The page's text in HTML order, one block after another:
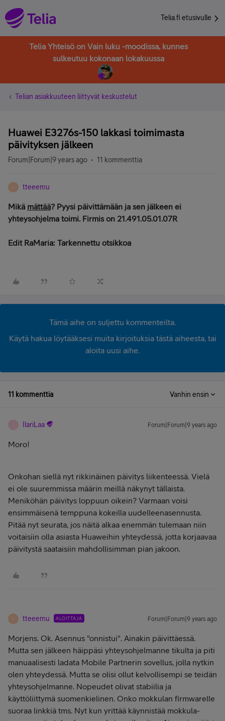
Telia.fi etusivulle
Telia Yhteisö on Vain luku -moodissa, kunnes
sulkeutuu kokonaan lokakuussa
Telian asiakkuuteen liittyvät keskustelut
Huawei E3276s-150 lakkasi toimimasta
päivityksen jälkeen
Forum|Forum|9 years ago 11 kommenttia
T tteeemu
Mikä mättää? Pyysi päivittämään ja sen jälkeen ei
yhteysohjelma toimi. Firmis on 21.491.05.01.07R
Edit RaMaria: Tarkennettu otsikkoa
Tämä aihe on suljettu kommenteilta.
Käytä hakua löytääksesi muita kirjoituksia tästä aiheesta, tai
aloita uusi aihe.
11 kommenttia Vanhin ensin
IlariLaa Forum|Forum|9 years ago
Moro!
Onkohan siellä nyt rikkinäinen päivitys liikenteessä. Vielä
ei ole suuremmissa määrin meillä näkynyt tällaista.
Meniköhän päivitys loppuun oikein? Varmaan voisi
ensimmäisenä temppuna kokeilla uudelleenasennusta.
Pitää nyt seurata, jos näitä alkaa enemmän tulemaan niin
voitaisiin olla asiasta Huaweihin yhteydessä, jotta korjaavaa
päivitystä saataisiin mahdollisimman pian jakoon.
T tteeemu ALOITTAJA Forum|Forum|9 years ago
Morjens. Ok. Asennus "onnistui". Ainakin päivittäessä.
Mutta sen jälkeen häippäsi yhteysohjelmanne tikulta ja piti
manuaalisesti ladata Mobile Partnerin sovellus, jolla nytkin
olen yhteydessä. Mutta se olisi ollut kelvollisempi se teidän
yhteysohjelmanne. Nopeudet olivat stabiilia ja
käyttöliittymä suomenkielinen. Onko mokkulan firmwarelle
suoraa linkkiä tms. Nyt kun yrittää käynnistää mokkula-